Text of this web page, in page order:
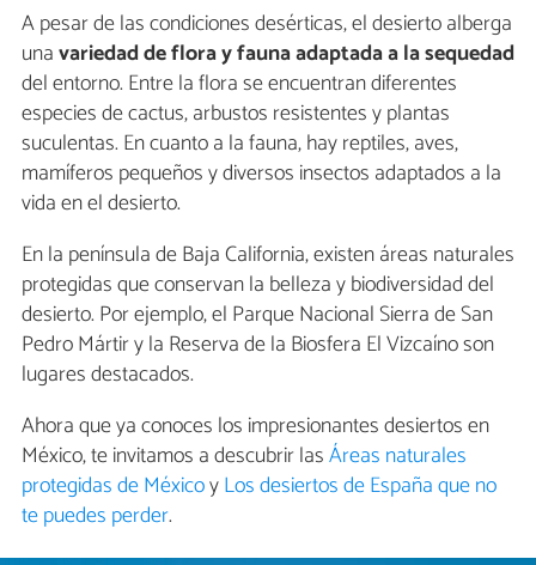
A pesar de las condiciones desérticas, el desierto alberga
unavariedad de flora y fauna adaptada a la sequedad
del entorno. Entre la flora se encuentran diferentes
especies de cactus, arbustos resistentes y plantas
suculentas. En cuanto a la fauna, hay reptiles, aves,
mamíferos pequeños y diversos insectos adaptados a la
vida en el desierto.
En la península de Baja California, existen áreas naturales
protegidas que conservan la belleza y biodiversidad del
desierto. Por ejemplo, el Parque Nacional Sierra de San
Pedro Mártir y la Reserva de la Biosfera El Vizcaíno son
lugares destacados.
Ahora que ya conoces los impresionantes desiertos en
México, te invitamos a descubrir lasÁreas naturales
protegidas de MéxicoyLos desiertos de España que no
te puedes perder.